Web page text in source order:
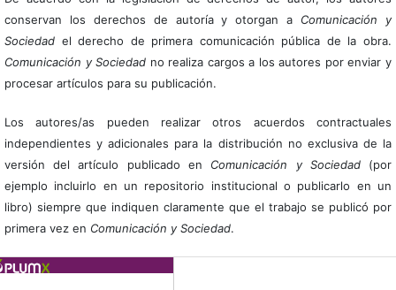
conservan los derechos de autoría y otorgan a Comunicación y
Sociedadel derecho de primera comunicación pública de la obra.
Comunicación y Sociedad no realiza cargos a los autores por enviar y
procesar artículos para su publicación.
Los autores/as pueden realizar otros acuerdos contractuales
independientes y adicionales para la distribución no exclusiva de la
versión del artículo publicado en Comunicación y Sociedad(por
ejemplo incluirlo en un repositorio institucional o publicarlo en un
libro) siempre que indiquen claramente que el trabajo se publicó por
primera vez en Comunicación y Sociedad.